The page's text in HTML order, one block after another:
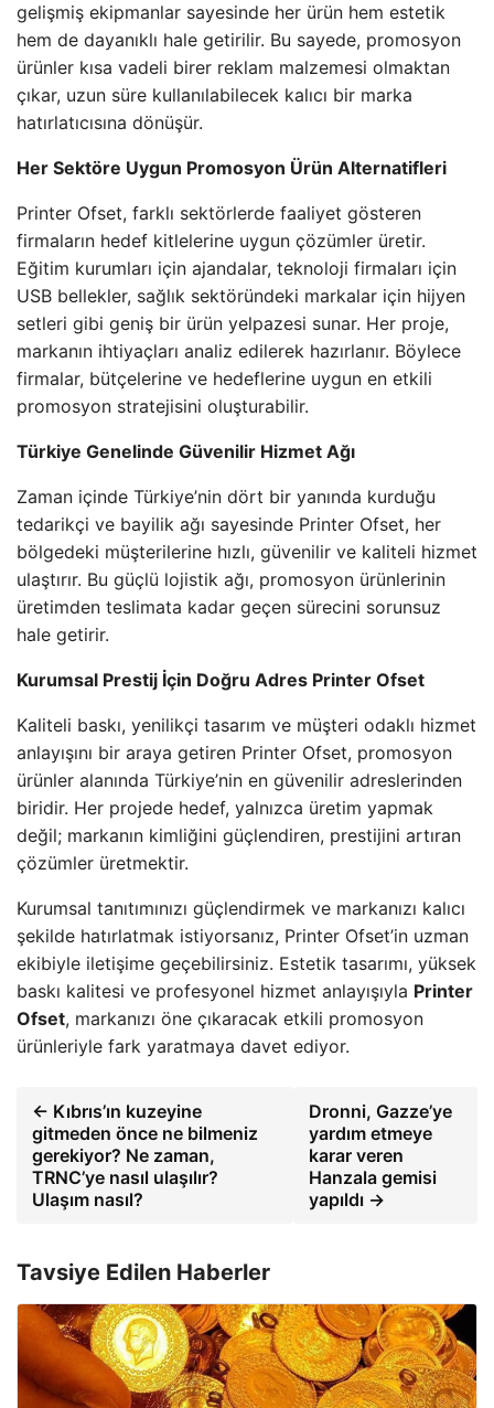
gelişmiş ekipmanlar sayesinde her ürün hem estetik
hem de dayanıklı hale getirilir. Bu sayede, promosyon
ürünler kısa vadeli birer reklam malzemesi olmaktan
çıkar, uzun süre kullanılabilecek kalıcı bir marka
hatırlatıcısına dönüşür.
Her Sektöre Uygun Promosyon Ürün Alternatifleri
Printer Ofset, farklı sektörlerde faaliyet gösteren
firmaların hedef kitlelerine uygun çözümler üretir.
Eğitim kurumları için ajandalar, teknoloji firmaları için
USB bellekler, sağlık sektöründeki markalar için hijyen
setleri gibi geniş bir ürün yelpazesi sunar. Her proje,
markanın ihtiyaçları analiz edilerek hazırlanır. Böylece
firmalar, bütçelerine ve hedeflerine uygun en etkili
promosyon stratejisini oluşturabilir.
Türkiye Genelinde Güvenilir Hizmet Ağı
Zaman içinde Türkiye’nin dört bir yanında kurduğu
tedarikçi ve bayilik ağı sayesinde Printer Ofset, her
bölgedeki müşterilerine hızlı, güvenilir ve kaliteli hizmet
ulaştırır. Bu güçlü lojistik ağı, promosyon ürünlerinin
üretimden teslimata kadar geçen sürecini sorunsuz
hale getirir.
Kurumsal Prestij İçin Doğru Adres Printer Ofset
Kaliteli baskı, yenilikçi tasarım ve müşteri odaklı hizmet
anlayışını bir araya getiren Printer Ofset, promosyon
ürünler alanında Türkiye’nin en güvenilir adreslerinden
biridir. Her projede hedef, yalnızca üretim yapmak
değil; markanın kimliğini güçlendiren, prestijini artıran
çözümler üretmektir.
Kurumsal tanıtımınızı güçlendirmek ve markanızı kalıcı
şekilde hatırlatmak istiyorsanız, Printer Ofset’in uzman
ekibiyle iletişime geçebilirsiniz. Estetik tasarımı, yüksek
baskı kalitesi ve profesyonel hizmet anlayışıyla Printer
Ofset, markanızı öne çıkaracak etkili promosyon
ürünleriyle fark yaratmaya davet ediyor.
← Kıbrıs’ın kuzeyine
gitmeden önce ne bilmeniz
gerekiyor? Ne zaman,
TRNC’ye nasıl ulaşılır?
Ulaşım nasıl?
Dronni, Gazze’ye
yardım etmeye
karar veren
Hanzala gemisi
yapıldı →
Tavsiye Edilen Haberler